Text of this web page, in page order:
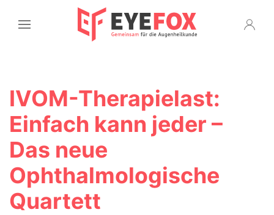
IVOM-Therapielast:
Einfach kann jeder –
Das neue
Ophthalmologische
Quartett